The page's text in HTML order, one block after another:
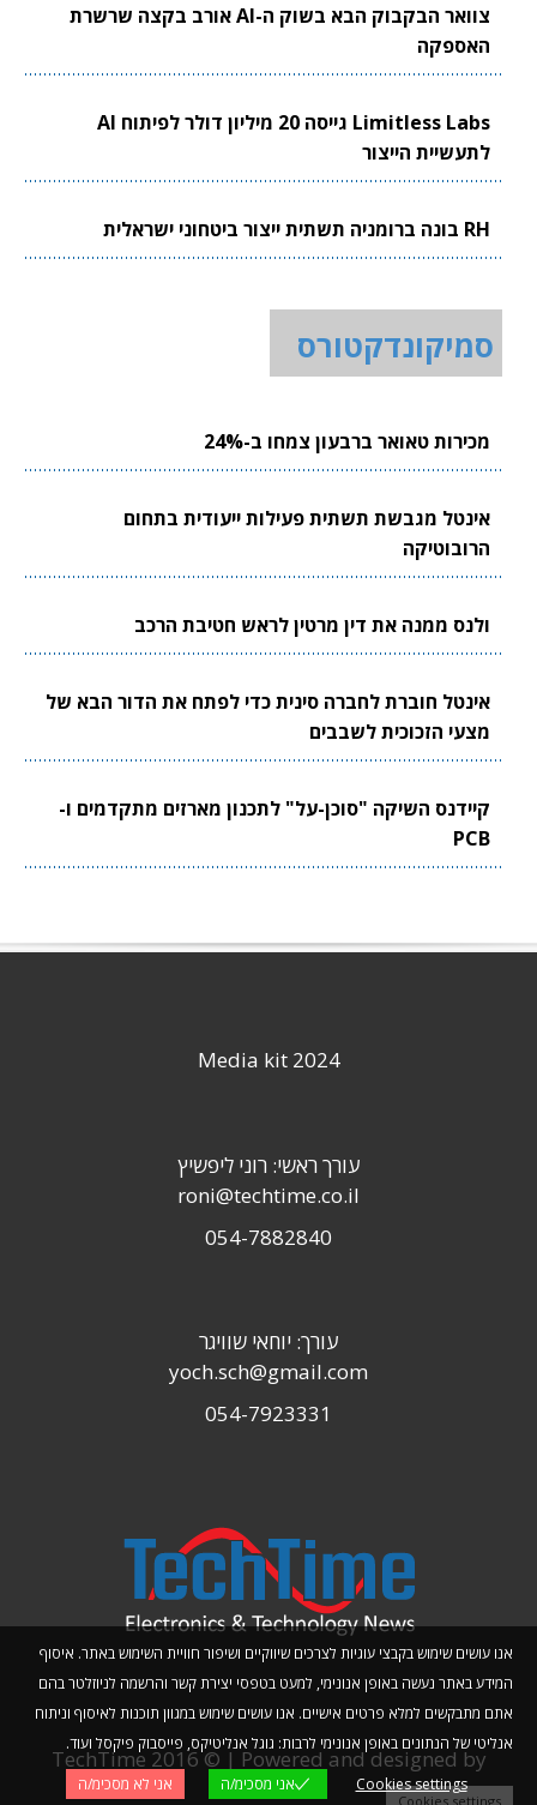
צוואר הבקבוק הבא בשוק ה-AI אורב בקצה שרשרת
האספקה
Limitless Labs גייסה 20 מיליון דולר לפיתוח AI
לתעשיית הייצור
RH בונה ברומניה תשתית ייצור ביטחוני ישראלית
סמיקונדקטורס
מכירות טאואר ברבעון צמחו ב-24%
אינטל מגבשת תשתית פעילות ייעודית בתחום
הרובוטיקה
ולנס ממנה את דין מרטין לראש חטיבת הרכב
אינטל חוברת לחברה סינית כדי לפתח את הדור הבא של
מצעי הזכוכית לשבבים
קיידנס השיקה "סוכן-על" לתכנון מארזים מתקדמים ו-
PCB
אנו עושים שימוש בקבצי עוגיות לצרכים שיווקיים ושיפור חוויית השימוש באתר. איסוף
המידע באתר נעשה באופן אנונימי, למעט בטפסי יצירת קשר והרשמה לניוזלטר בהם
אתם מתבקשים למלא פרטים אישיים. אנו עושים שימוש במגוון תוכנות לאיסוף וניתוח
אנליטי של הנתונים באופן אנונימי לרבות: גוגל אנליטיקס, פייסבוק פיקסל ועוד.
Cookies settings
אני מסכימ/ה אני לא מסכימ/ה
Cookies settings
Media kit 2024
עורך ראשי: רוני ליפשיץ
roni@techtime.co.il
054-7882840
עורך: יוחאי שוויגר
yoch.sch@gmail.com
054-7923331
TechTime 2016 © | Powered and designed by
Planwize